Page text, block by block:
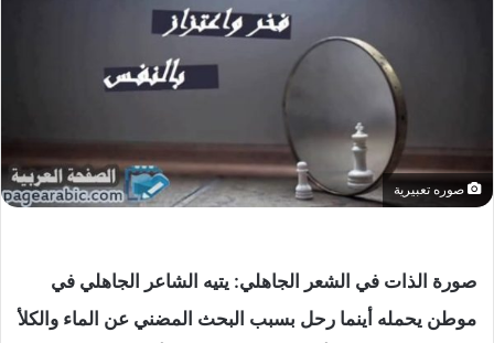
صوره تعبيرية
صورة الذات في الشعر الجاهلي: يتيه الشاعر الجاهلي في
موطن يحمله أينما رحل بسبب البحث المضني عن الماء والكلأ